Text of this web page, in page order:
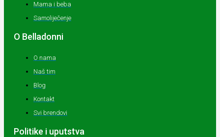
Mama i beba
Samoliječenje
O Belladonni
O nama
Naš tim
Blog
Kontakt
Svi brendovi
Politike i uputstva